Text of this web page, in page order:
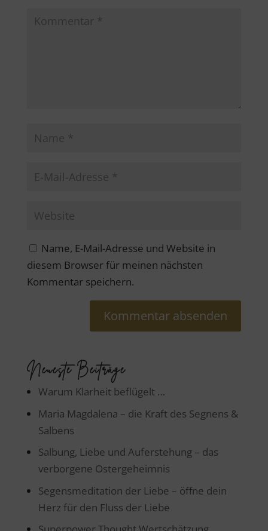
Name, E-Mail-Adresse und Website in
diesem Browser für meinen nächsten
Kommentar speichern.
Neueste Beiträge
Warum Klarheit beflügelt …
Maria Magdalena – die Kraft des Segnens &
Salbens
Salbung, Liebe und Auferstehung – das
verborgene Ostergeheimnis
Segensmeditation der Liebe – öffne dein
Herz für den Fluss der Liebe